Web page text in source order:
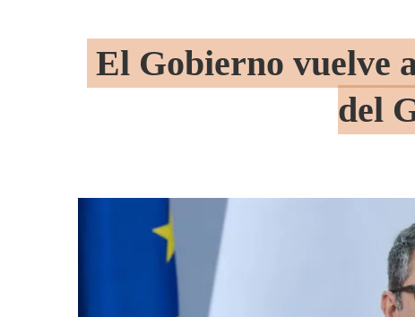
El Gobierno vuelve
del